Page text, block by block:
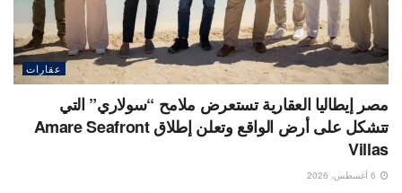
عقارات
مصر إيطاليا العقارية تستعرض ملامح “سولاري” التي
تتشكل على أرض الواقع وتعلن إطلاق Amare Seafront
Villas